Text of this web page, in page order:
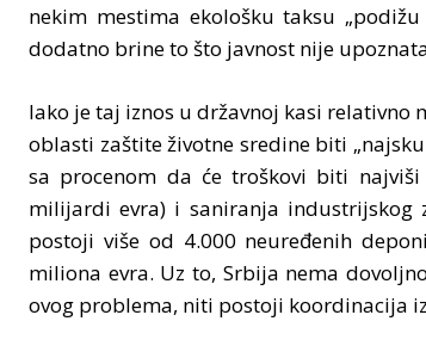
nekim mestima ekološku taksu
dodatno brine to što javnost nije
Iako je taj iznos u državnoj kasi
oblasti zaštite životne sredine biti
sa procenom da će troškovi biti
milijardi evra) i saniranja industrijskog
postoji više od 4.000 neuređenih
miliona evra. Uz to, Srbija nema
ovog problema, niti postoji koordinacija